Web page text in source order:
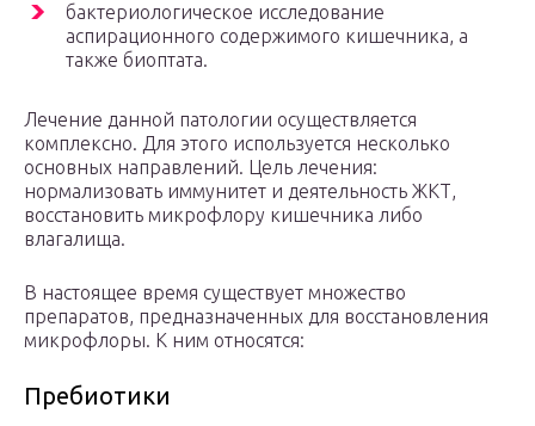
бактериологическое исследование
аспирационного содержимого кишечника, а
также биоптата.
Лечение данной патологии осуществляется
комплексно. Для этого используется несколько
основных направлений. Цель лечения:
нормализовать иммунитет и деятельность ЖКТ,
восстановить микрофлору кишечника либо
влагалища.
В настоящее время существует множество
препаратов, предназначенных для восстановления
микрофлоры. К ним относятся:
Пребиотики